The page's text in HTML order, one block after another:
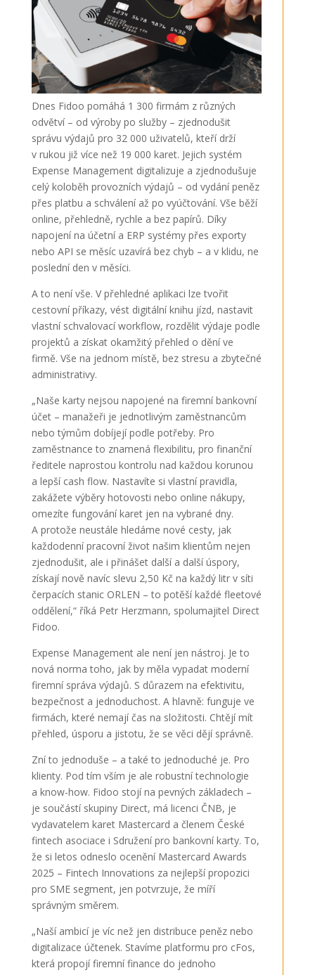
Dnes Fidoo pomáhá 1 300 firmám z různých
odvětví – od výroby po služby – zjednodušit
správu výdajů pro 32 000 uživatelů, kteří drží
v rukou již více než 19 000 karet. Jejich systém
Expense Management digitalizuje a zjednodušuje
celý koloběh provozních výdajů – od vydání peněz
přes platbu a schválení až po vyúčtování. Vše běží
online, přehledně, rychle a bez papírů. Díky
napojení na účetní a ERP systémy přes exporty
nebo API se měsíc uzavírá bez chyb – a v klidu, ne
poslední den v měsíci.
A to není vše. V přehledné aplikaci lze tvořit
cestovní příkazy, vést digitální knihu jízd, nastavit
vlastní schvalovací workflow, rozdělit výdaje podle
projektů a získat okamžitý přehled o dění ve
firmě. Vše na jednom místě, bez stresu a zbytečné
administrativy.
„Naše karty nejsou napojené na firemní bankovní
účet – manažeři je jednotlivým zaměstnancům
nebo týmům dobíjejí podle potřeby. Pro
zaměstnance to znamená flexibilitu, pro finanční
ředitele naprostou kontrolu nad každou korunou
a lepší cash flow. Nastavíte si vlastní pravidla,
zakážete výběry hotovosti nebo online nákupy,
omezíte fungování karet jen na vybrané dny.
A protože neustále hledáme nové cesty, jak
každodenní pracovní život našim klientům nejen
zjednodušit, ale i přinášet další a další úspory,
získají nově navíc slevu 2,50 Kč na každý litr v síti
čerpacích stanic ORLEN – to potěší každé fleetové
oddělení,“ říká Petr Herzmann, spolumajitel Direct
Fidoo.
Expense Management ale není jen nástroj. Je to
nová norma toho, jak by měla vypadat moderní
firemní správa výdajů. S důrazem na efektivitu,
bezpečnost a jednoduchost. A hlavně: funguje ve
firmách, které nemají čas na složitosti. Chtějí mít
přehled, úsporu a jistotu, že se věci dějí správně.
Zní to jednoduše – a také to jednoduché je. Pro
klienty. Pod tím vším je ale robustní technologie
a know-how. Fidoo stojí na pevných základech –
je součástí skupiny Direct, má licenci ČNB, je
vydavatelem karet Mastercard a členem České
fintech asociace i Sdružení pro bankovní karty. To,
že si letos odneslo ocenění Mastercard Awards
2025 – Fintech Innovations za nejlepší propozici
pro SME segment, jen potvrzuje, že míří
správným směrem.
„Naší ambicí je víc než jen distribuce peněz nebo
digitalizace účtenek. Stavíme platformu pro cFos,
která propojí firemní finance do jednoho